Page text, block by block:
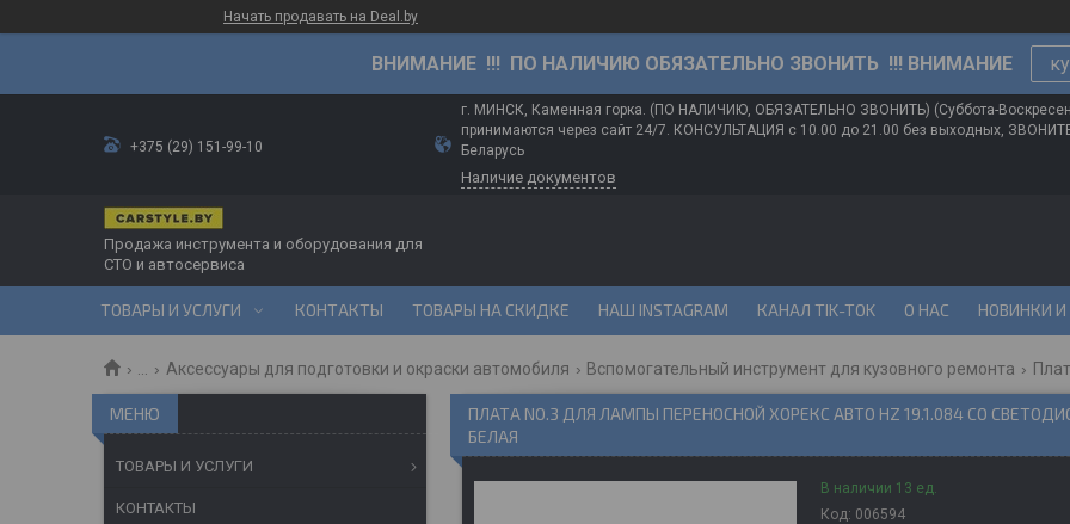
Начать продавать на Deal.by
ВНИМАНИЕ !!! ПО НАЛИЧИЮ ОБЯЗАТЕЛЬНО ЗВОНИТЬ !!! ВНИМАНИЕ
+375 (29) 151-99-10
г. МИНСК, Каменная горка. (ПО НАЛИЧИЮ, ОБЯЗАТЕЛЬНО ЗВОНИТЬ) (Суббота-
принимаются через сайт 24/7. КОНСУЛЬТАЦИЯ с 10.00 до 21.00 без выходных,
Беларусь
Наличие документов
Продажа инструмента и оборудования для
СТО и автосервиса
ТОВАРЫ И УСЛУГИ КОНТАКТЫ ТОВАРЫ НА СКИДКЕ НАШ INSTAGRAM КАНАЛ TIK-TOK О НАС НОВИНКИ И
Аксессуары для подготовки и окраски автомобиля Вспомогательный инструмент для кузовного ремонта
ПЛАТА NO.3 ДЛЯ ЛАМПЫ ПЕРЕНОСНОЙ ХОРЕКС АВТО HZ 19.1.084 СО
БЕЛАЯ
В наличии 13 ед.
Код: 006594
ТОВАРЫ И УСЛУГИ
КОНТАКТЫ